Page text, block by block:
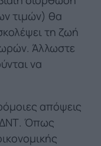
τιμών) θα
τη ζωή
Άλλωστε
να
απόψεις
ΔΝΤ. Όπως